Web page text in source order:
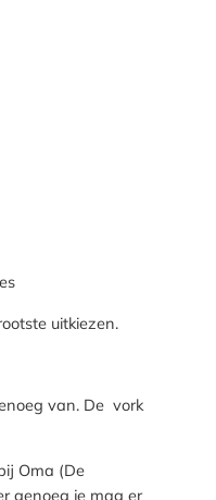
uitkiezen.
van. De vork
Oma (De
genoeg je mag er